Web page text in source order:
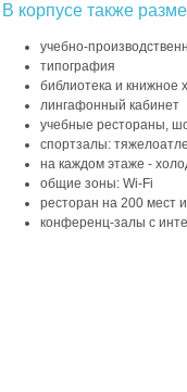
В корпусе также
учебно-
типография
библиотека и книжное
лингафонный кабинет
учебные рестораны,
спортзалы:
на каждом этаже -
общие зоны: Wi-Fi
ресторан на 200 мест
конференц-залы с